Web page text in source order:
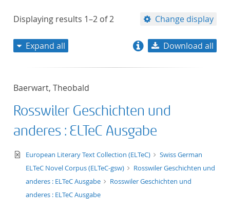
Displaying results 1–2 of2 Change display
title descending
format
Expand all Download all
Baerwart, Theobald
Rosswiler Geschichten und
anderes : ELTeC Ausgabe
text/xml
European Literary Text Collection (ELTeC)
Swiss German
ELTeC Novel Corpus (ELTeC-gsw)
Rosswiler Geschichten und
anderes : ELTeC Ausgabe
Rosswiler Geschichten und
anderes : ELTeC Ausgabe